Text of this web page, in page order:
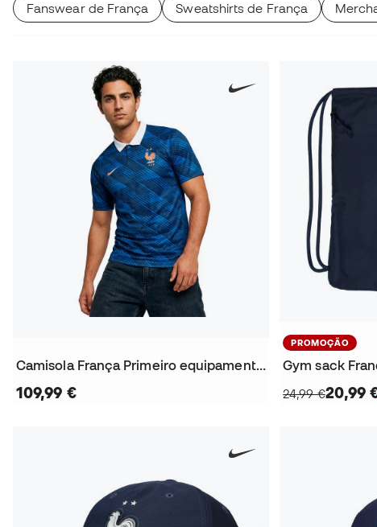
Fanswear de França Sweatshirts de França
Camisola França Primeiro equipamento Mundial 2026
109,99 €
PROMOÇÃO
Gym sack
24,99 €20,99